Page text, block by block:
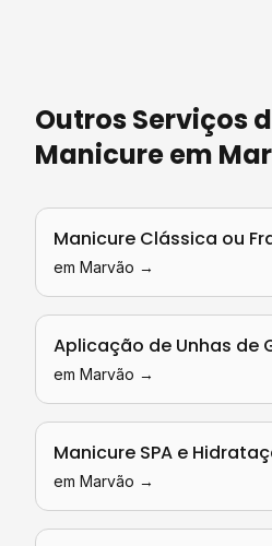
Outros Serviços
Manicureem
Manicure Clássica ou
em Marvão →
Aplicação de Unhas de
em Marvão →
Manicure SPA e
em Marvão →